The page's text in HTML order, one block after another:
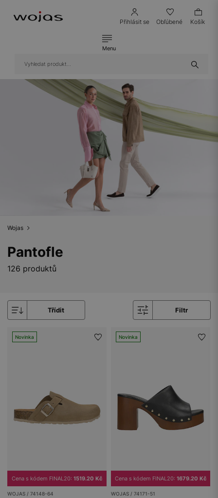
Přihlásit se Obľúbené Košík
Menu
Wojas
Pantofle
126 produktů
Třídit Filtr
Novinka
Cena s kódem FINAL20: 1519.20 Kč
WOJAS / 74148-64
Novinka
Cena s kódem FINAL20: 1679.20 Kč
WOJAS / 74171-51